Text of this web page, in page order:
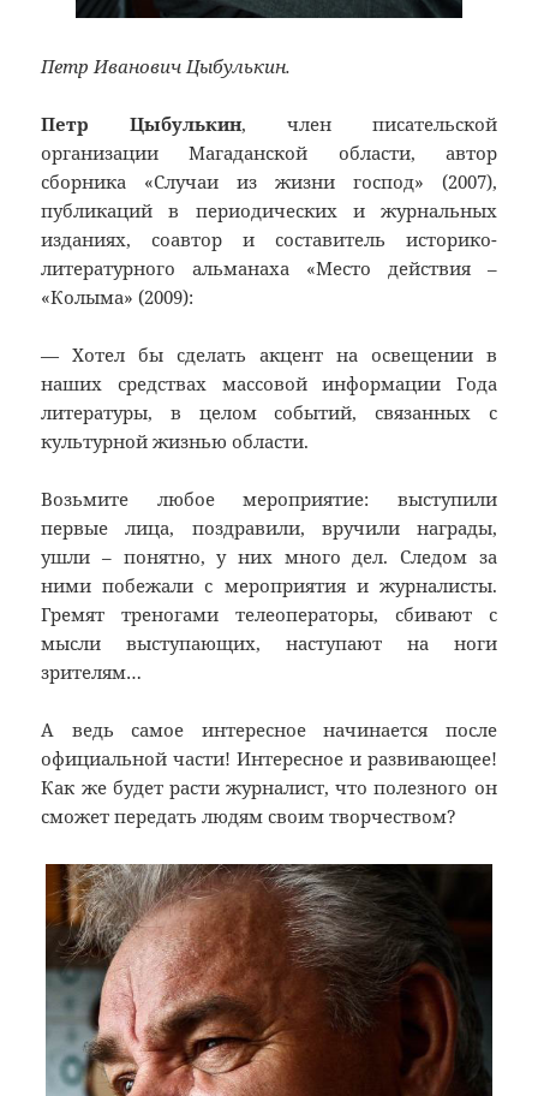
Петр Иванович Цыбулькин.
Петр Цыбулькин, член писательской
организации Магаданской области, автор
сборника «Случаи из жизни господ» (2007),
публикаций в периодических и журнальных
изданиях, соавтор и составитель историко-
литературного альманаха «Место действия –
«Колыма» (2009):
— Хотел бы сделать акцент на освещении в
наших средствах массовой информации Года
литературы, в целом событий, связанных с
культурной жизнью области.
Возьмите любое мероприятие: выступили
первые лица, поздравили, вручили награды,
ушли – понятно, у них много дел. Следом за
ними побежали с мероприятия и журналисты.
Гремят треногами телеоператоры, сбивают с
мысли выступающих, наступают на ноги
зрителям…
А ведь самое интересное начинается после
официальной части! Интересное и развивающее!
Как же будет расти журналист, что полезного он
сможет передать людям своим творчеством?